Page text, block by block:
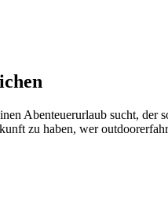
Abenteuerurlaub sucht, der
zu haben, wer